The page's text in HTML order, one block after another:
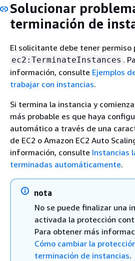
Solucionar
terminación de
El solicitante debe tener permiso
ec2:TerminateInstances .
información, consulte Ejemplos
trabajar con instancias.
Si termina la instancia y
más probable es que haya
automático a través de una
de EC2 o Amazon EC2 Auto
información, consulte Instancias
terminadas automáticamente.
nota
No se puede finalizar una
activada la protección
Para obtener más
Cómo cambiar la
terminación de instancias.